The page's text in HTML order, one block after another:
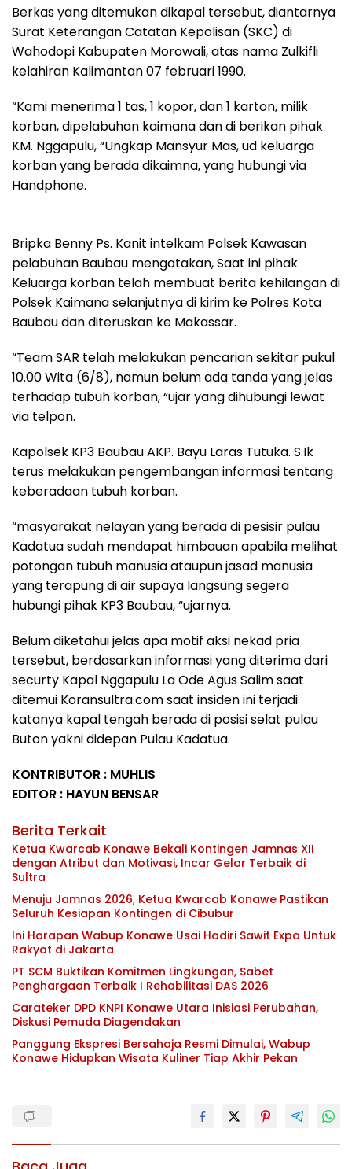
Berkas yang ditemukan dikapal tersebut, diantarnya
Surat Keterangan Catatan Kepolisan (SKC) di
Wahodopi Kabupaten Morowali, atas nama Zulkifli
kelahiran Kalimantan 07 februari 1990.
“Kami menerima 1 tas, 1 kopor, dan 1 karton, milik
korban, dipelabuhan kaimana dan di berikan pihak
KM. Nggapulu, “Ungkap Mansyur Mas, ud keluarga
korban yang berada dikaimna, yang hubungi via
Handphone.
Bripka Benny Ps. Kanit intelkam Polsek Kawasan
pelabuhan Baubau mengatakan, Saat ini pihak
Keluarga korban telah membuat berita kehilangan di
Polsek Kaimana selanjutnya di kirim ke Polres Kota
Baubau dan diteruskan ke Makassar.
“Team SAR telah melakukan pencarian sekitar pukul
10.00 Wita (6/8), namun belum ada tanda yang jelas
terhadap tubuh korban, “ujar yang dihubungi lewat
via telpon.
Kapolsek KP3 Baubau AKP. Bayu Laras Tutuka. S.Ik
terus melakukan pengembangan informasi tentang
keberadaan tubuh korban.
“masyarakat nelayan yang berada di pesisir pulau
Kadatua sudah mendapat himbauan apabila melihat
potongan tubuh manusia ataupun jasad manusia
yang terapung di air supaya langsung segera
hubungi pihak KP3 Baubau, “ujarnya.
Belum diketahui jelas apa motif aksi nekad pria
tersebut, berdasarkan informasi yang diterima dari
securty Kapal Nggapulu La Ode Agus Salim saat
ditemui Koransultra.com saat insiden ini terjadi
katanya kapal tengah berada di posisi selat pulau
Buton yakni didepan Pulau Kadatua.
KONTRIBUTOR : MUHLIS
EDITOR : HAYUN BENSAR
Berita Terkait
Ketua Kwarcab Konawe Bekali Kontingen Jamnas XII
dengan Atribut dan Motivasi, Incar Gelar Terbaik di
Sultra
Menuju Jamnas 2026, Ketua Kwarcab Konawe Pastikan
Seluruh Kesiapan Kontingen di Cibubur
Ini Harapan Wabup Konawe Usai Hadiri Sawit Expo Untuk
Rakyat di Jakarta
PT SCM Buktikan Komitmen Lingkungan, Sabet
Penghargaan Terbaik I Rehabilitasi DAS 2026
Carateker DPD KNPI Konawe Utara Inisiasi Perubahan,
Diskusi Pemuda Diagendakan
Panggung Ekspresi Bersahaja Resmi Dimulai, Wabup
Konawe Hidupkan Wisata Kuliner Tiap Akhir Pekan